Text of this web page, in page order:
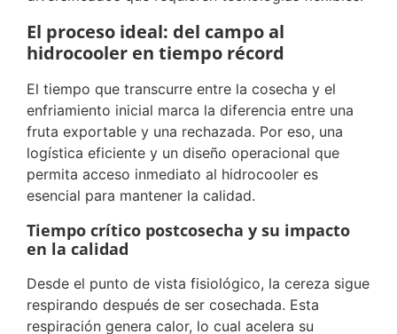
El proceso ideal: del campo al
hidrocooler en tiempo récord
El tiempo que transcurre entre la cosecha y el
enfriamiento inicial marca la diferencia entre una
fruta exportable y una rechazada. Por eso, una
logística eficiente y un diseño operacional que
permita acceso inmediato al hidrocooler es
esencial para mantener la calidad.
Tiempo crítico postcosecha y su impacto
en la calidad
Desde el punto de vista fisiológico, la cereza sigue
respirando después de ser cosechada. Esta
respiración genera calor, lo cual acelera su